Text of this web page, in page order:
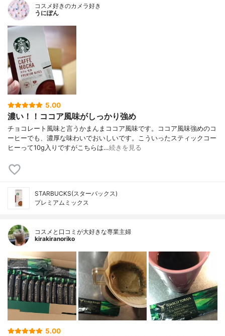
コスメ好きのカメラ好き
うにぽん
5.00
濃い！！ココア風味がしっかり強め
チョコレート風味と言うかまんまココア風味です。ココア風味強めのコ
ーヒーでも、濃厚な味わいでおいしいです。こういったスティックコー
ヒーって10g入りですがこちらは…続きを見る
STARBUCKS(スターバックス)
プレミアムミックス
コスメと口コミが大好きな専業主婦
kirakiranoriko
5.00